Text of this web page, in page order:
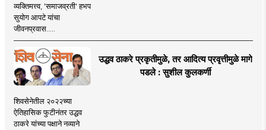
व्यक्तिमत्त्व, 'समाजव्रती' हभप
सुयोग आपटे यांचा
जीवनप्रवास.....
उद्धव ठाकरे प्रकृतीमुळे, तर आदित्य प्रवृत्तीमुळे मागे
पडले : सुशील कुलकर्णी
शिवसेनेतील २०२२च्या
ऐतिहासिक फुटीनंतर उद्धव
ठाकरे यांच्या पक्षाने नव्याने